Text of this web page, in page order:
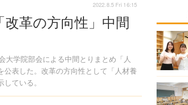
革の方向性」中間
学院部会による中間とりまとめ「人
表した。改革の方向性として「人材養
ている。
2022.8.5 Fri 16:15